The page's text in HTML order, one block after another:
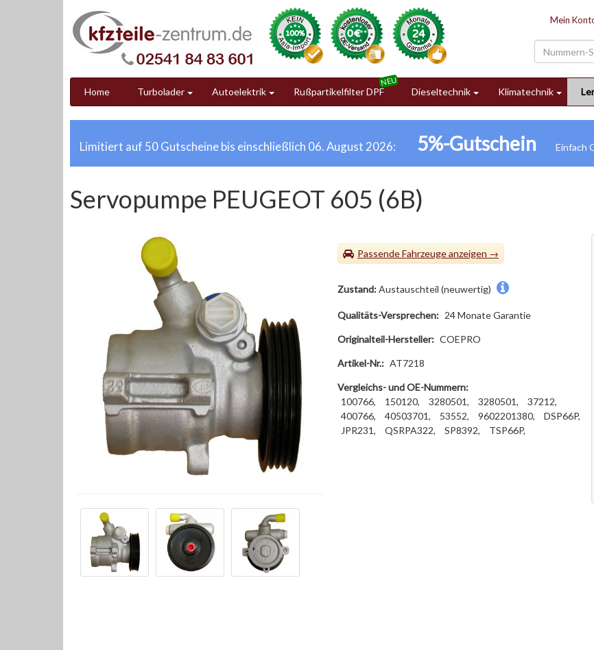
Mein
Home Turbolader Autoelektrik Rußpartikelfilter DPF Dieseltechnik Klimatechnik
Limitiert auf 50 Gutscheine bis einschließlich 06. August 2026: 5%-Gutschein
Servopumpe PEUGEOT 605 (6B)
Passende Fahrzeuge
Zustand:Austauschteil (neuwertig)
Qualitäts-Versprechen: 24 Monate Garantie
Originalteil-Hersteller: COEPRO
Artikel-Nr.: AT7218
Vergleichs- und OE-Nummern:
100766,
150120, 3280501, 3280501,
37212,
400766,
40503701, 53552, 9602201380,
DSP66P,
JPR231,
QSRPA322, SP8392, TSP66P,